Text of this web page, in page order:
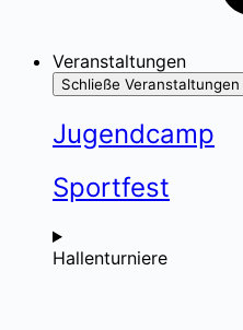
Veranstaltungen
Schließe Veranstaltungen
Jugendcamp
Sportfest
Hallenturniere